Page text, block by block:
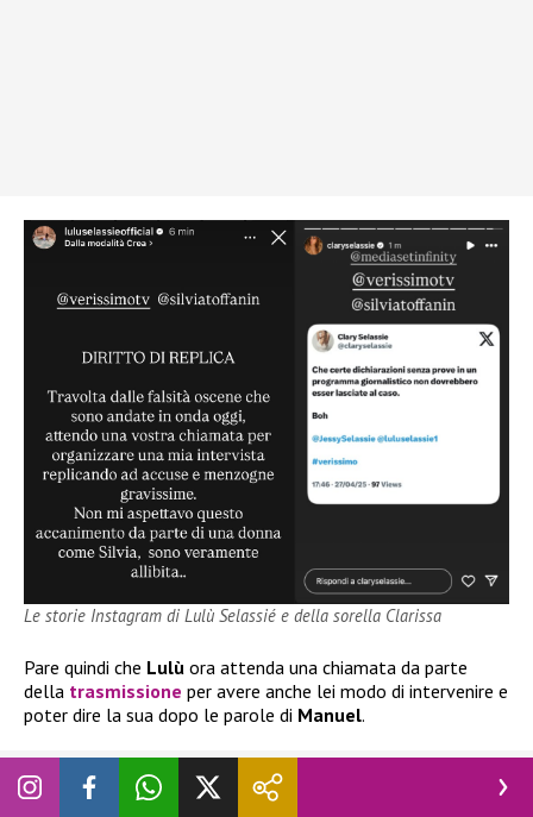
Le storie Instagram di Lulù Selassié e della sorella Clarissa
Pare quindi che Lulù ora attenda una chiamata da parte
della trasmissione per avere anche lei modo di intervenire e
poter dire la sua dopo le parole di Manuel.